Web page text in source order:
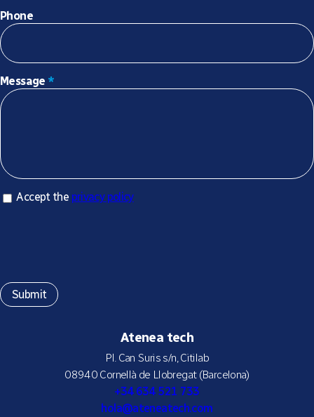
Atenea tech
Pl. Can Suris s/n, Citilab
08940 Cornellà de Llobregat (Barcelona)
+34 634 521 733
hola@ateneatech.com
Phone
Message *
Accept privacy policy*
Accept the privacy policy